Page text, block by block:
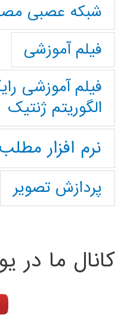
شبکه عصبی
فیلم آموزشی
فیلم آموزشی
الگوریتم ژنتیک
نرم افزار مطلب
پردازش تصویر
کانال ما در